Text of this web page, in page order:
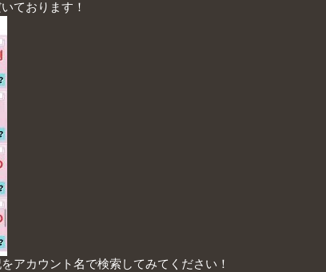
ております！
アカウント名で検索してみてください！